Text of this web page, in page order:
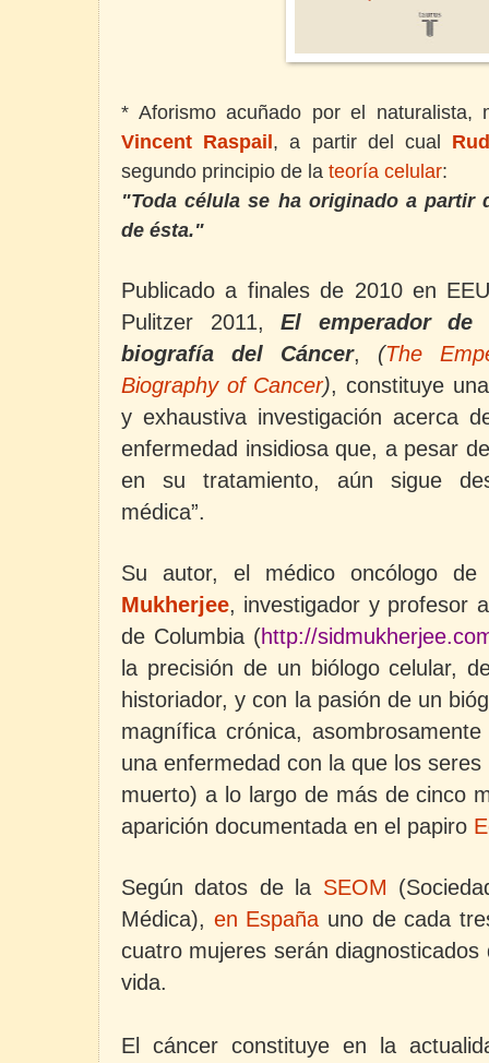
* Aforismo acuñado por el
Vincent Raspail,a partir del cual
segundo principio de la teoría celular:
"Toda célula se ha originado a partir
de ésta."
Publicado a finales de 2010 en
Pulitzer 2011,El emperador
biografía del Cáncer, (The
Biography of Cancer),constituye
y exhaustiva investigación acerca
enfermedad insidiosa que, a pesar
en su tratamiento, aún sigue
médica”.
Su autor, el médico oncólogo
Mukherjee, investigador y profesor
de Columbia (http://
la precisión de un biólogo celular,
historiador, y con la pasión de un
magnífica crónica,
una enfermedad con la que los
muerto) a lo largo de más de cinco
aparición documentada en el papiro
Según datos de la SEOM
Médica), en España uno de cada
cuatro mujeres serán
vida.
El cáncer constituye en la